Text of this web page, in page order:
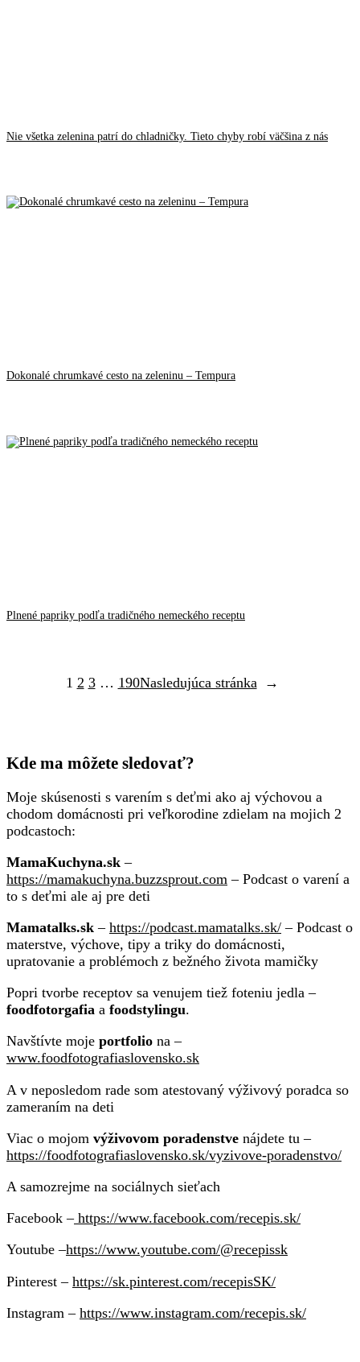
Nie všetka zelenina patrí do chladničky. Tieto chyby robí väčšina z nás
Dokonalé chrumkavé cesto na zeleninu – Tempura
Plnené papriky podľa tradičného nemeckého receptu
1 2 3 … 190Nasledujúca stránka →
Kde ma môžete sledovať?
Moje skúsenosti s varením s deťmi ako aj výchovou a
chodom domácnosti pri veľkorodine zdielam na mojich 2
podcastoch:
MamaKuchyna.sk –
https://mamakuchyna.buzzsprout.com – Podcast o varení a
to s deťmi ale aj pre deti
Mamatalks.sk – https://podcast.mamatalks.sk/ – Podcast o
materstve, výchove, tipy a triky do domácnosti,
upratovanie a problémoch z bežného života mamičky
Popri tvorbe receptov sa venujem tiež foteniu jedla –
foodfotorgafia a foodstylingu.
Navštívte moje portfolio na –
www.foodfotografiaslovensko.sk
A v neposledom rade som atestovaný výživový poradca so
zameraním na deti
Viac o mojom výživovom poradenstve nájdete tu –
https://foodfotografiaslovensko.sk/vyzivove-poradenstvo/
A samozrejme na sociálnych sieťach
Facebook –https://www.facebook.com/recepis.sk/
Youtube –https://www.youtube.com/@recepissk
Pinterest – https://sk.pinterest.com/recepisSK/
Instagram – https://www.instagram.com/recepis.sk/